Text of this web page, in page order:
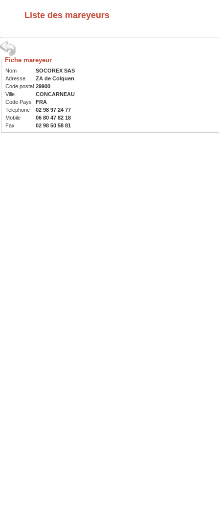
Liste des mareyeurs
Fiche mareyeur
Nom
SOCOREX SAS
Adresse
ZA de Colguen
Code postal 29900
Ville
CONCARNEAU
Code Pays
FRA
Telephone
02 98 97 24 77
Mobile
06 80 47 82 18
Fax
02 98 50 58 81